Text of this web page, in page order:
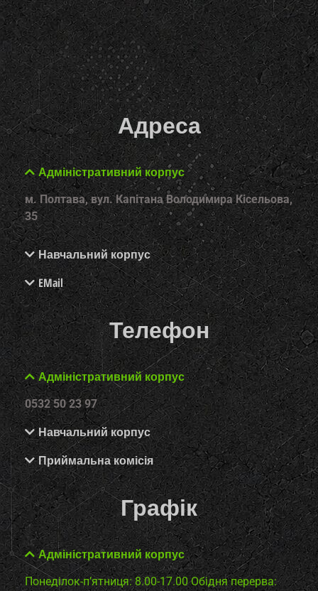
Адреса
Адміністративний корпус
м. Полтава, вул. Капітана Володимира Кісельова,
35
Навчальний корпус
EMail
Телефон
Адміністративний корпус
0532 50 23 97
Навчальний корпус
Приймальна комісія
Графік
Адміністративний корпус
Понеділок-п’ятниця: 8.00-17.00 Обідня перерва: